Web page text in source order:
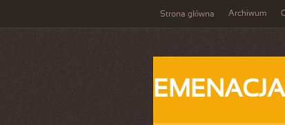
Strona główna Archiwum
EMENACJA